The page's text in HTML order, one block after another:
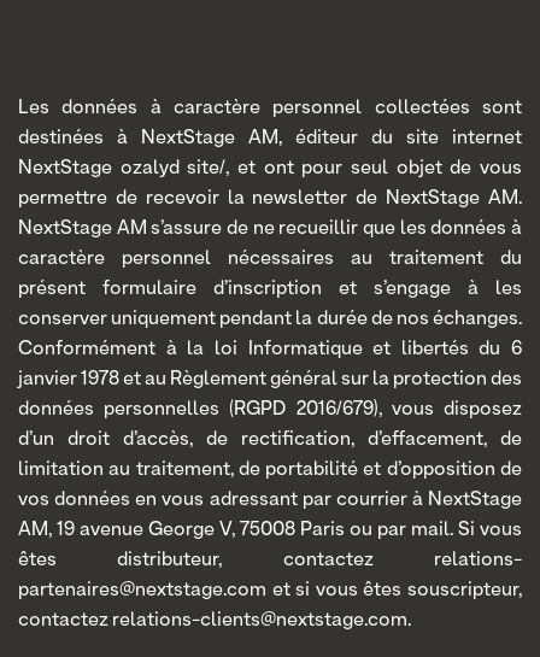
Les données à caractère personnel collectées sont
destinées à NextStage AM, éditeur du site internet
NextStage ozalyd site/, et ont pour seul objet de vous
permettre de recevoir la newsletter de NextStage AM.
NextStage AM s’assure de ne recueillir que les données à
caractère personnel nécessaires au traitement du
présent formulaire d’inscription et s’engage à les
conserver uniquement pendant la durée de nos échanges.
Conformément à la loi Informatique et libertés du 6
janvier 1978 et au Règlement général sur la protection des
données personnelles (RGPD 2016/679), vous disposez
d’un droit d’accès, de rectification, d’effacement, de
limitation au traitement, de portabilité et d’opposition de
vos données en vous adressant par courrier à NextStage
AM, 19 avenue George V, 75008 Paris ou par mail. Si vous
êtes distributeur, contactez relations-
partenaires@nextstage.com et si vous êtes souscripteur,
contactez relations-clients@nextstage.com.